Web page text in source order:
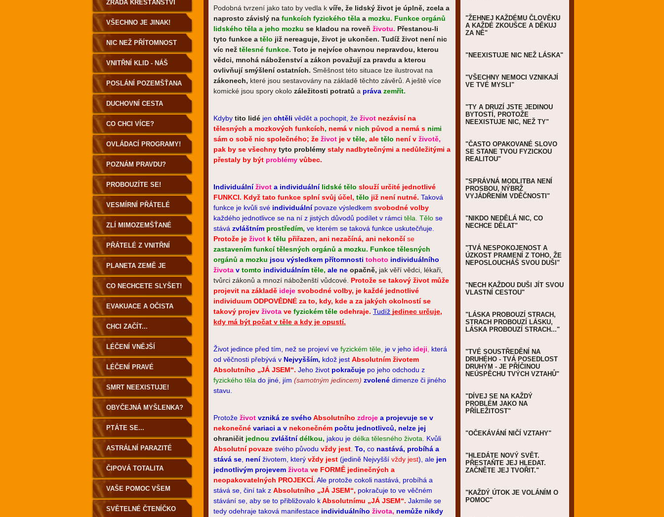
Podobná tvrzení jako tato by vedla k víře, že lidský život je úplně, zcela a
naprosto závislý na funkcích fyzického těla a mozku. Funkce orgánů
lidského těla a jeho mozku se kladou na roveň životu. Přestanou-li
tyto funkce a tělo již nereaguje, život je ukončen. Tudíž život není nic
víc než tělesné funkce. Toto je nejvíce ohavnou nepravdou, kterou
vědci, mnohá náboženství a zákon považují za pravdu a kterou
ovlivňují smýšlení ostatních. Směšnost této situace lze ilustrovat na
zákonech, které jsou sestavovány na základě těchto závěrů. A ještě více
komické jsou spory okolo záležitosti potratů a práva zemřít.
Kdyby tito lidé jen chtěli vědět a pochopit, že život nezávisí na
tělesných a mozkových funkcích, nemá v nich původ a nemá s nimi
sám o sobě nic společného; že život je v těle, ale tělo není v životě,
pak by se všechny tyto problémy staly nadbytečnými a nedůležitými a
přestaly by být problémy vůbec.
Individuálníživot a individuální lidské tělo slouží určité jednotlivé
FUNKCI. Když tato funkce splní svůj účel, tělo již není nutné. Taková
funkce je kvůli své individuální povaze výsledkem svobodné volby
každého jednotlivce se na ní z jistých důvodů podílet v rámci těla. Tělo se
stává zvláštním prostředím, ve kterém se taková funkce uskutečňuje.
Protože je život k tělu přiřazen, ani nezačíná, ani nekončíse
zastavením funkcí tělesných orgánů a mozku. Funkce tělesných
orgánů a mozku jsou výsledkem přítomnosti tohoto individuálního
života v tomto individuálním těle, ale ne opačně, jak věří vědci, lékaři,
tvůrci zákonů a mnozí náboženští vůdcové. Protože se takový život může
projevit na základě ideje svobodné volby, je každé jednotlivé
individuum ODPOVĚDNÉ za to, kdy, kde a za jakých okolnostíse
takový projev života ve fyzickém těle odehraje. Tudíž jedinec určuje,
kdy má být počat v těle a kdy je opustí.
Život jedince před tím, než se projeví ve fyzickém těle, je v jeho ideji
která
od věčnosti přebývá v Nejvyšším, kdož jest Absolutním životem
Absolutního „JÁ JSEM“. Jeho život pokračuje po jeho odchodu z
fyzického těla do jiné, jím (samotným jedincem) zvolené dimenze či jiného
stavu.
Protože život vzniká ze svého Absolutního zdroje a projevuje se v
nekonečné variaci a v nekonečném počtu jednotlivců, nelze jej
ohraničit jednou zvláštnídélkou, jakou je délka tělesného života . Kvůli
Absolutní povaze svého původu vždy jest To, co nastává, probíhá a
stává se neníživotem, který vždy jest (jedině Nejvyšší vždy jest), ale jen
jednotlivým projevem života ve FORMĚ jedinečných a
neopakovatelných PROJEKCÍ. Ale protože cokoli nastává, probíhá a
stává se, činí tak z Absolutního „JÁ JSEM“, pokračuje to ve věčném
stávání se, aby se to přibližovalo kAbsolutnímu „JÁ JSEM“. Jakmile se
tedy odehraje taková manifestace individuálního života, nemůže nikdy
ZRADA KŘESŤANSTVÍ
VŠECHNO JE JINAK!
NIC NEŽ PŘÍTOMNOST
VNITŘNÍ KLID - NÁŠ
DOMOV
POSLÁNÍ POZEMŠŤANA
DUCHOVNÍ CESTA
POZEMŠŤANA
CO CHCI VÍCE?
OVLÁDACÍ PROGRAMY!
POZNÁM PRAVDU?
PROBOUZÍTE SE!
VESMÍRNÍ PŘÁTELÉ
ZLÍ MIMOZEMŠŤANÉ
PŘÁTELÉ Z VNITŘNÍ
ZEMĚ
PLANETA ZEMĚ JE
DUTÁ!
CO NECHCETE SLYŠET!
EVAKUACE A OČISTA
ZEMĚ
CHCI ZAČÍT...
LÉČENÍ VNĚJŠÍ
LÉČENÍ PRAVÉ
SMRT NEEXISTUJE!
OBYČEJNÁ MYŠLENKA?
PTÁTE SE...
ASTRÁLNÍ PARAZITÉ
ČIPOVÁ TOTALITA
VAŠE POMOC VŠEM
SVĚTELNÉ ČTENÍČKO
"ŽEHNEJ KAŽDÉMU ČLOVĚKU
A KAŽDÉ ZKOUŠCE A DĚKUJ
ZA NĚ"
"NEEXISTUJE NIC NEŽ LÁSKA"
"VŠECHNY NEMOCI VZNIKAJÍ
VE TVÉ MYSLI"
"TY A DRUZÍ JSTE JEDINOU
BYTOSTÍ, PROTOŽE
NEEXISTUJE NIC, NEŽ TY"
"ČASTO OPAKOVANÉ SLOVO
SE STANE TVOU FYZICKOU
REALITOU"
"SPRÁVNÁ MODLITBA NENÍ
PROSBOU, NÝBRŽ
VYJÁDŘENÍM VDĚČNOSTI"
"NIKDO NEDĚLÁ NIC, CO
NECHCE DĚLAT"
"TVÁ NESPOKOJENOST A
ÚZKOST PRAMENÍ Z TOHO, ŽE
NEPOSLOUCHÁŠ SVOU DUŠI"
"NECH KAŽDOU DUŠI JÍT SVOU
VLASTNÍ CESTOU"
"LÁSKA PROBOUZÍ STRACH,
STRACH PROBOUZÍ LÁSKU,
LÁSKA PROBOUZÍ STRACH..."
"TVÉ SOUSTŘEDĚNÍ NA
DRUHÉHO - TVÁ POSEDLOST
DRUHÝM - JE PŘÍČINOU
NEÚSPĚCHU TVÝCH VZTAHŮ"
"DÍVEJ SE NA KAŽDÝ
PROBLÉM JAKO NA
PŘÍLEŽITOST"
"OČEKÁVÁNÍ NIČÍ VZTAHY"
"HLEDÁTE NOVÝ SVĚT.
PŘESTAŇTE JEJ HLEDAT.
ZAČNĚTE JEJ TVOŘIT."
"KAŽDÝ ÚTOK JE VOLÁNÍM O
POMOC"